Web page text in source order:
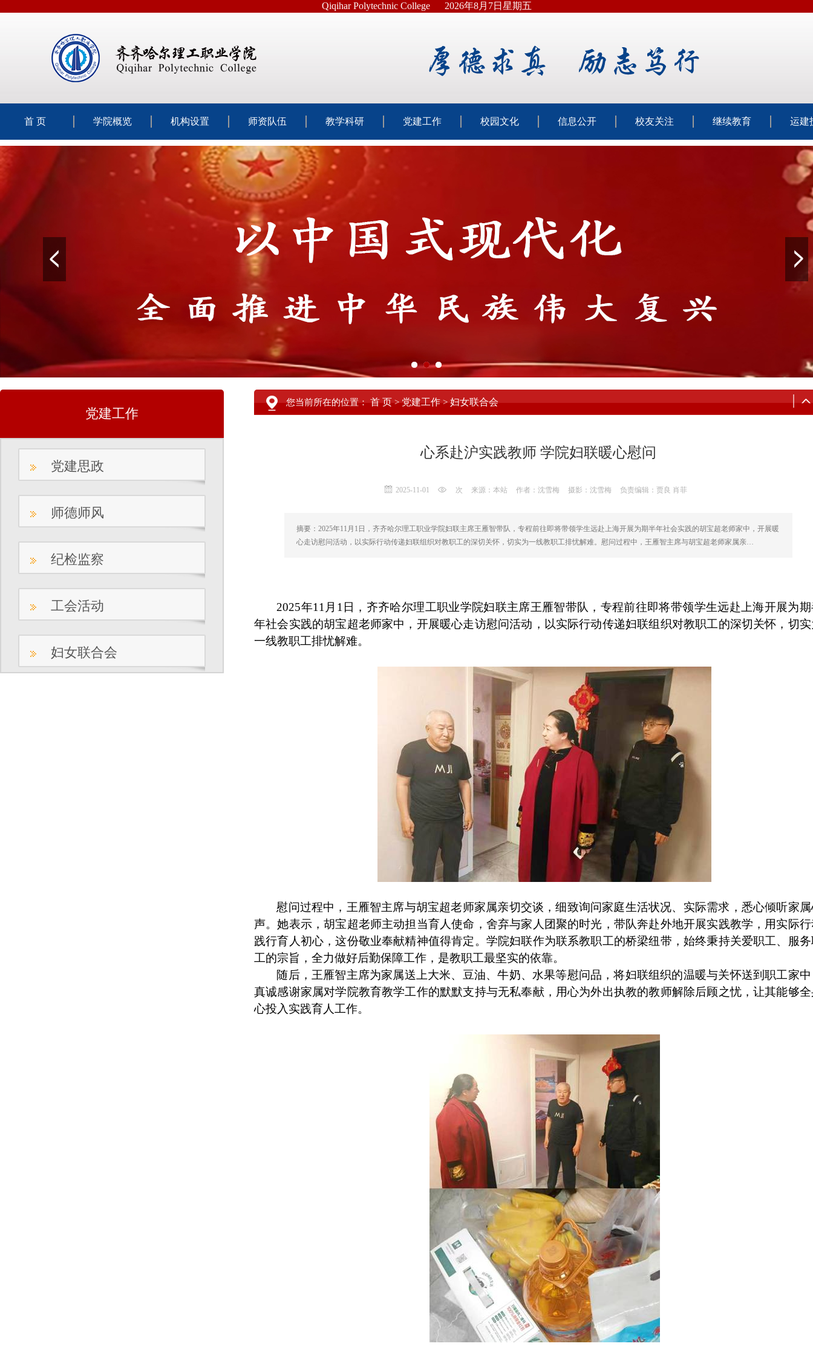
Qiqihar Polytechnic College 2026年8月7日星期五
首 页 学院概览 机构设置 师资队伍 教学科研 党建工作 校园文化 信息公开 校友关注 继续教育 运建
党建工作
党建思政
师德师风
纪检监察
工会活动
妇女联合会
您当前所在的位置：首 页>党建工作>妇女联合会
心系赴沪实践教师 学院妇联暖心慰问
2025-11-01 次 来源：本站 作者：沈雪梅 摄影：沈雪梅 负责编辑：贾良 肖菲
摘要：2025年11月1日，齐齐哈尔理工职业学院妇联主席王雁智带队，专程前往即将带领学生远赴上海开展为期半年社会实践的胡宝超老师家中，开展暖
心走访慰问活动，以实际行动传递妇联组织对教职工的深切关怀，切实为一线教职工排忧解难。慰问过程中，王雁智主席与胡宝超老师家属亲…
2025年11 月 1 日，齐齐哈尔理工职业学院妇联主席王雁智带队，专程前往即将带领学生远赴上海开展为
年社会实践的胡宝超老师家中，开展暖心走访慰问活动，以实际行动传递妇联组织对教职工的深切关怀，切
一线教职工排忧解难。
慰问过程中，王雁智主席与胡宝超老师家属亲切交谈，细致询问家庭生活状况、实际需求，悉心倾听家
声。她表示，胡宝超老师主动担当育人使命，舍弃与家人团聚的时光，带队奔赴外地开展实践教学，用实际
践行育人初心，这份敬业奉献精神值得肯定。学院妇联作为联系教职工的桥梁纽带，始终秉持关爱职工、服
工的宗旨，全力做好后勤保障工作，是教职工最坚实的依靠。
随后，王雁智主席为家属送上大米、豆油、牛奶、水果等慰问品，将妇联组织的温暖与关怀送到职工家
真诚感谢家属对学院教育教学工作的默默支持与无私奉献，用心为外出执教的教师解除后顾之忧，让其能够
心投入实践育人工作。